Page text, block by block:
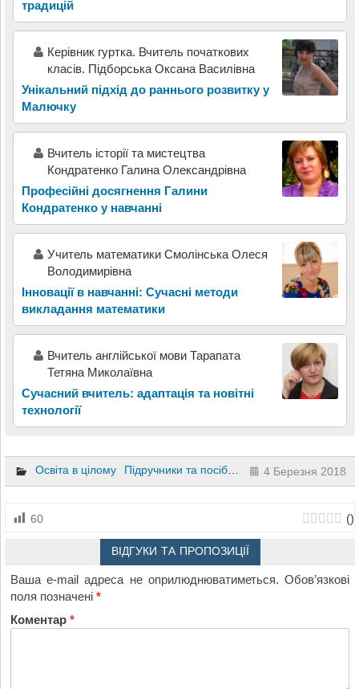
традицій
Керівник гуртка. Вчитель початкових
класів. Підборська Оксана Василівна
Унікальний підхід до раннього розвитку у
Малючку
Вчитель історії та мистецтва
Кондратенко Галина Олександрівна
Професійні досягнення Галини
Кондратенко у навчанні
Учитель математики Смолінська Олеся
Володимирівна
Інновації в навчанні: Сучасні методи
викладання математики
Вчитель англійської мови Тарапата
Тетяна Миколаївна
Сучасний вчитель: адаптація та новітні
технології
Освіта в цілому Підручники та посібники 4 клас
4 Березня 2018
60 ()
ВІДГУКИ ТА ПРОПОЗИЦІЇ
Ваша e-mail адреса не оприлюднюватиметься. Обов’язкові
поля позначені*
Коментар*